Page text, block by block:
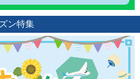
ン特集